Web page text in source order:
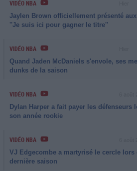
VIDÉO NBA
Jaylen Brown officiellement présenté
''Je suis ici pour gagner le titre''
VIDÉO NBA
Quand Jaden McDaniels s'envole, ses
dunks de la saison
VIDÉO NBA
Dylan Harper a fait payer les défenseurs
son année rookie
VIDÉO NBA
VJ Edgecombe a martyrisé le cercle lors
dernière saison